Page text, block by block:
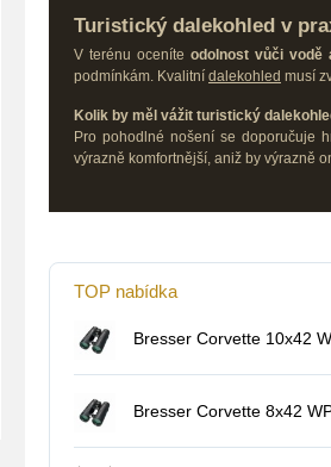
Turistický dalekohled v
V terénu oceníteodolnost vůči vodě
podmínkám. Kvalitní dalekohled musí
Kolik by měl vážit turistický
Pro pohodlné nošení se doporučuje
výrazně komfortnější, aniž by výrazně
TOP nabídka
Bresser Corvette 10x42
Bresser Corvette 8x42